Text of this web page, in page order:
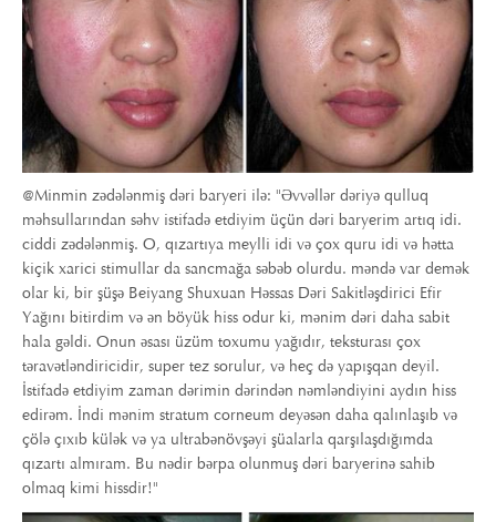
@Minmin zədələnmiş dəri baryeri ilə: "Əvvəllər dəriyə qulluq
məhsullarından səhv istifadə etdiyim üçün dəri baryerim artıq idi.
ciddi zədələnmiş. O, qızartıya meylli idi və çox quru idi və hətta
kiçik xarici stimullar da sancmağa səbəb olurdu. məndə var demək
olar ki, bir şüşə Beiyang Shuxuan Həssas Dəri Sakitləşdirici Efir
Yağını bitirdim və ən böyük hiss odur ki, mənim dəri daha sabit
hala gəldi. Onun əsası üzüm toxumu yağıdır, teksturası çox
təravətləndiricidir, super tez sorulur, və heç də yapışqan deyil.
İstifadə etdiyim zaman dərimin dərindən nəmləndiyini aydın hiss
edirəm. İndi mənim stratum corneum deyəsən daha qalınlaşıb və
çölə çıxıb külək və ya ultrabənövşəyi şüalarla qarşılaşdığımda
qızartı almıram. Bu nədir bərpa olunmuş dəri baryerinə sahib
olmaq kimi hissdir!"